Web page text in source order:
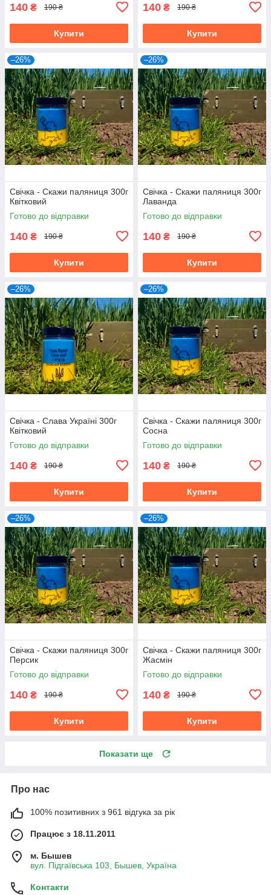
140 ₴ 190 ₴
Купити
140 ₴ 190 ₴
Купити
–26%
Свічка - Скажи паляниця 300г
Квітковий
Готово до відправки
140 ₴ 190 ₴
Купити
–26%
Свічка - Скажи паляниця 300г
Лаванда
Готово до відправки
140 ₴ 190 ₴
Купити
–26%
Свічка - Слава Україні 300г
Квітковий
Готово до відправки
140 ₴ 190 ₴
Купити
–26%
Свічка - Скажи паляниця 300г
Сосна
Готово до відправки
140 ₴ 190 ₴
Купити
–26%
Свічка - Скажи паляниця 300г
Персик
Готово до відправки
140 ₴ 190 ₴
Купити
–26%
Свічка - Скажи паляниця 300г
Жасмін
Готово до відправки
140 ₴ 190 ₴
Купити
Показати ще
Про нас
100% позитивних з 961 відгука за рік
Працює з 18.11.2011
м. Бышев
вул. Підгаївська 103, Бышев, Україна
Контакти